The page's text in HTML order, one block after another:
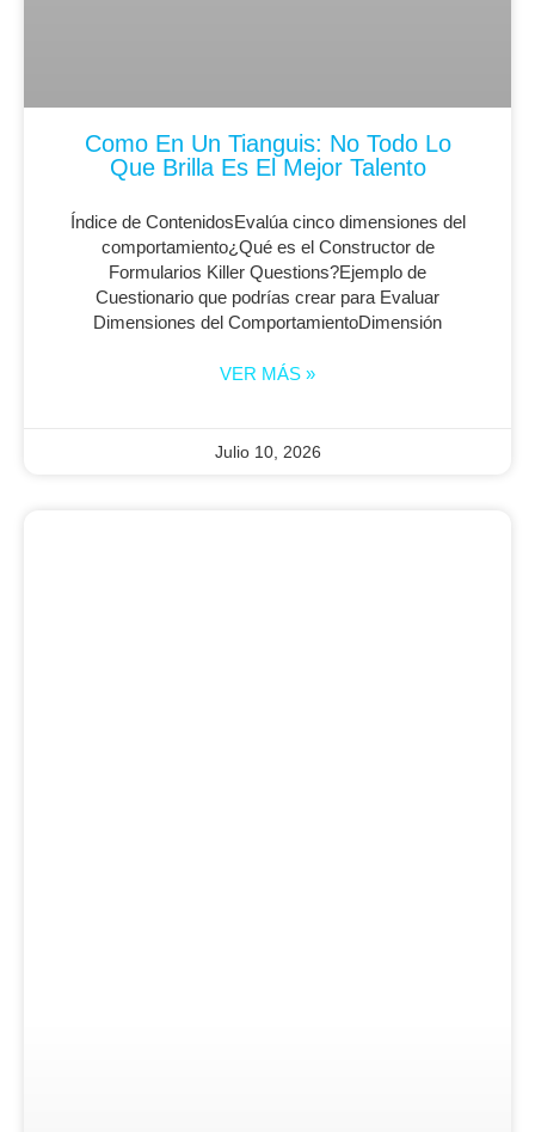
Como En Un Tianguis: No Todo Lo
Que Brilla Es El Mejor Talento
Índice de ContenidosEvalúa cinco dimensiones del
comportamiento¿Qué es el Constructor de
Formularios Killer Questions?Ejemplo de
Cuestionario que podrías crear para Evaluar
Dimensiones del ComportamientoDimensión
VER MÁS »
Julio 10, 2026